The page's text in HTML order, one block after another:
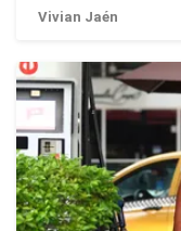
Vivian Jaén